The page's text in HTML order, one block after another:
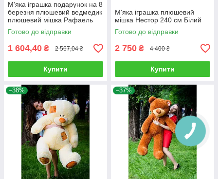
М'яка іграшка подарунок на 8
березня плюшевий ведмедик
плюшевий мішка Рафаель
160 см Рожевий
Готово до відправки
1 604,40 ₴ 2 567,04 ₴
Купити
М'яка іграшка плюшевий
мішка Нестор 240 см Білий
Готово до відправки
2 750 ₴ 4 400 ₴
Купити
–38% –37%